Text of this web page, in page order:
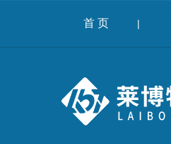
首 页 |